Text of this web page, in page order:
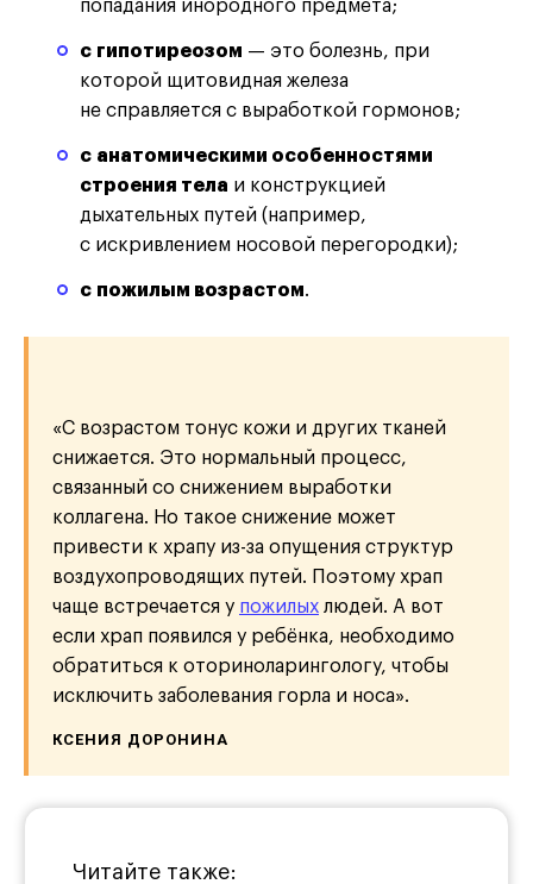
попадания инородного предмета;
с гипотиреозом — это болезнь, при
которой щитовидная железа
не справляется с выработкой гормонов;
с анатомическими особенностями
строения тела и конструкцией
дыхательных путей (например,
с искривлением носовой перегородки);
с пожилым возрастом.
«С возрастом тонус кожи и других тканей
снижается. Это нормальный процесс,
связанный со снижением выработки
коллагена. Но такое снижение может
привести к храпу из-за опущения структур
воздухопроводящих путей. Поэтому храп
чаще встречается у пожилых людей. А вот
если храп появился у ребёнка, необходимо
обратиться к оториноларингологу, чтобы
исключить заболевания горла и носа».
КСЕНИЯ ДОРОНИНА
Читайте также: